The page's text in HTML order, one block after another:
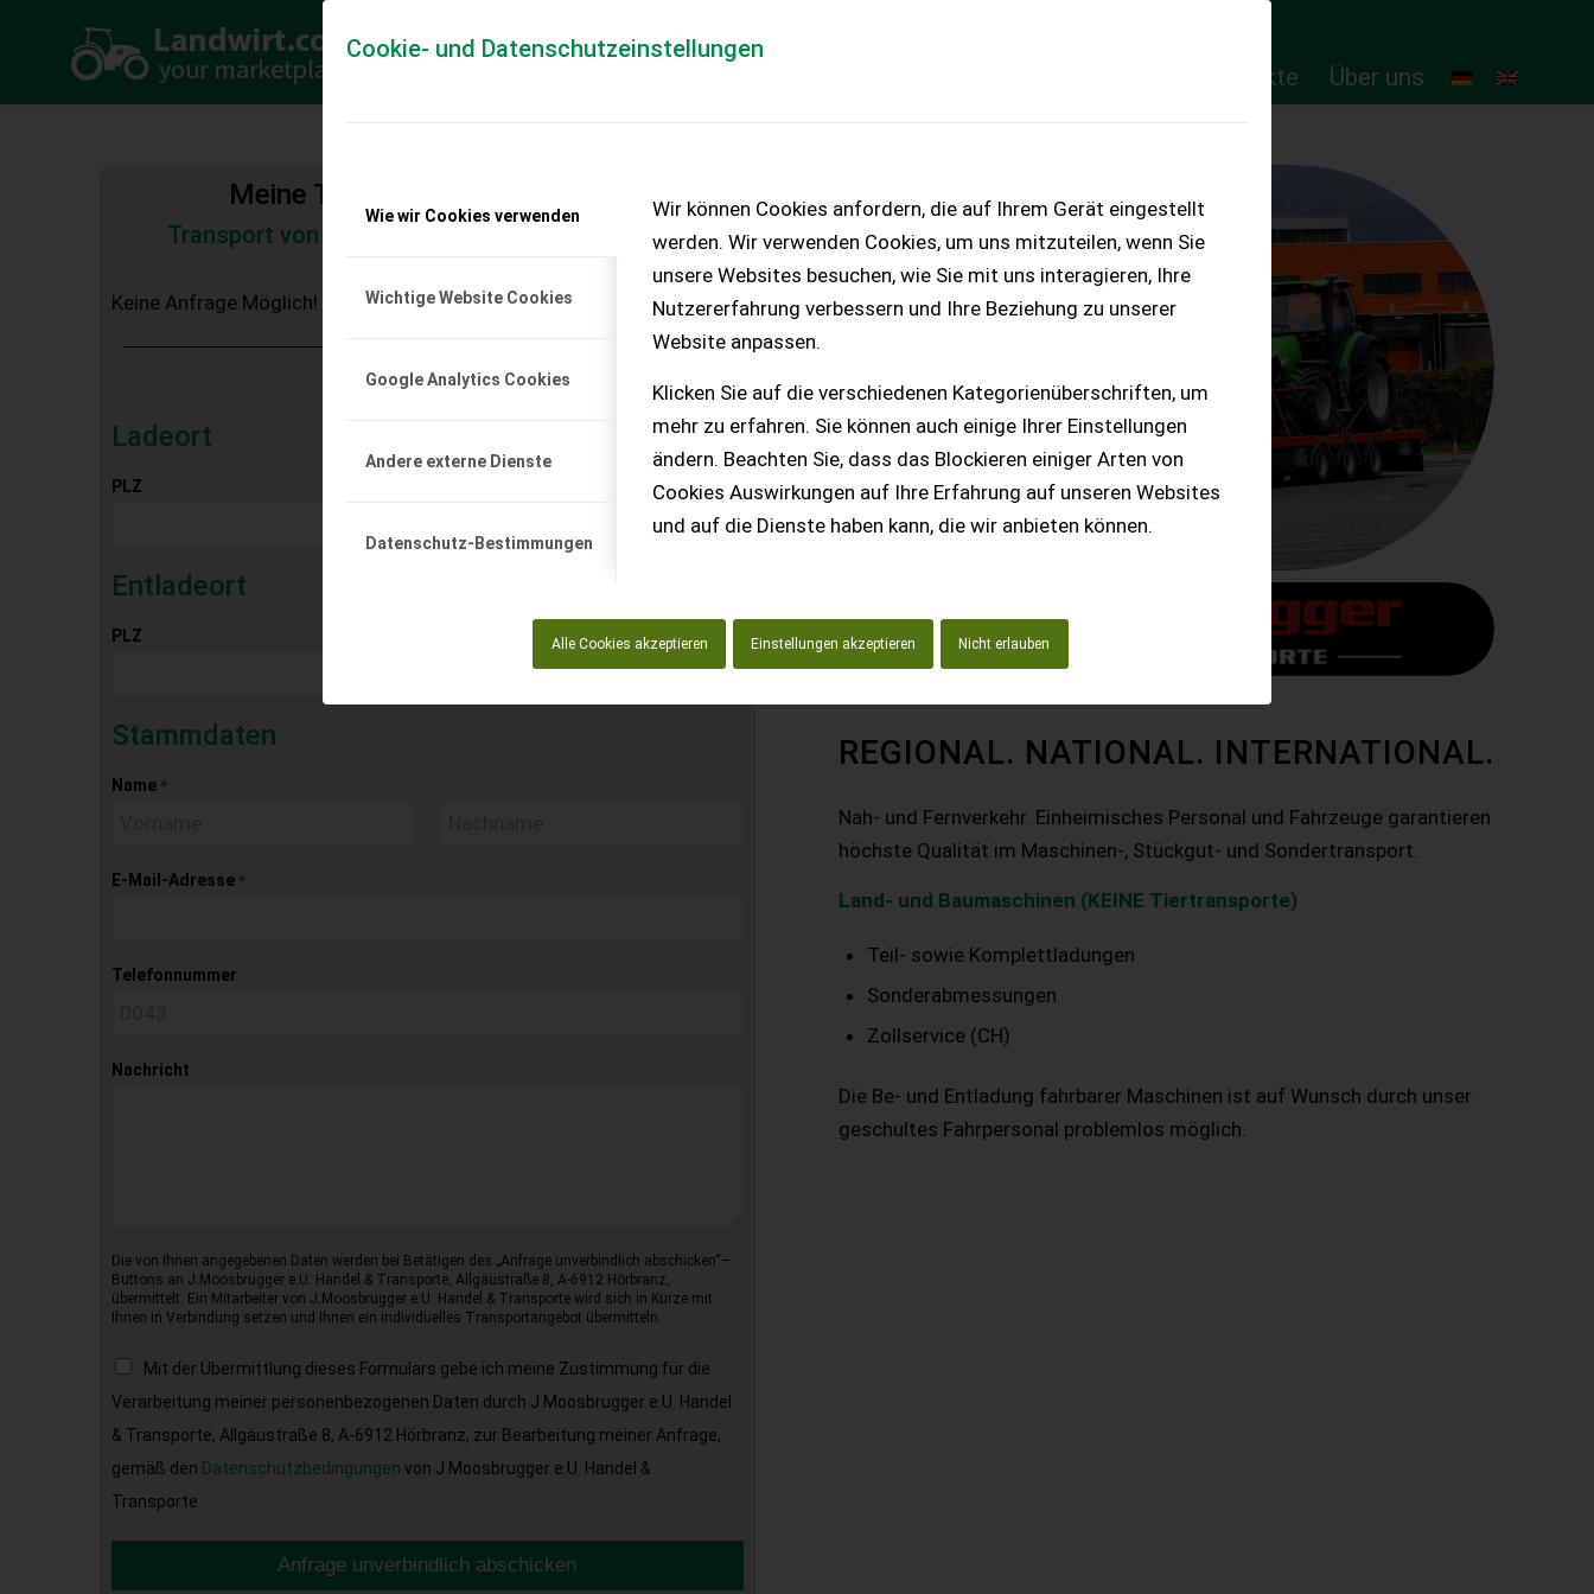
Cookie- und Datenschutzeinstellungen
Wie wir Cookies verwenden
Wichtige Website Cookies
Google Analytics Cookies
Andere externe Dienste
Datenschutz-Bestimmungen
Wir können Cookies anfordern, die auf Ihrem Gerät eingestellt
werden. Wir verwenden Cookies, um uns mitzuteilen, wenn Sie
unsere Websites besuchen, wie Sie mit uns interagieren, Ihre
Nutzererfahrung verbessern und Ihre Beziehung zu unserer
Website anpassen.
Klicken Sie auf die verschiedenen Kategorienüberschriften, um
mehr zu erfahren. Sie können auch einige Ihrer Einstellungen
ändern. Beachten Sie, dass das Blockieren einiger Arten von
Cookies Auswirkungen auf Ihre Erfahrung auf unseren Websites
und auf die Dienste haben kann, die wir anbieten können.
Alle Cookies akzeptieren Einstellungen akzeptieren Nicht erlauben
Online-Produkte Über uns
Meine Transportkostenanfrage
Transport von Land- und Baumaschinen – KEINE
Keine Anfrage Möglich!
Ladeort
PLZ
Entladeort
PLZ
Stammdaten
Name *
E-Mail-Adresse *
Telefonnummer
Nachricht
Die von Ihnen angegebenen Daten werden bei Betätigen des „Anfrage unverbindlich abschicken“–
Buttons an J.Moosbrugger e.U. Handel & Transporte, Allgäustraße 8, A-6912 Hörbranz,
übermittelt. Ein Mitarbeiter von J.Moosbrugger e.U. Handel & Transporte wird sich in Kürze mit
Ihnen in Verbindung setzen und Ihnen ein individuelles Transportangebot übermitteln.
Mit der Übermittlung dieses Formulars gebe ich meine Zustimmung für die
Verarbeitung meiner personenbezogenen Daten durch J.Moosbrugger e.U. Handel
& Transporte, Allgäustraße 8, A-6912 Hörbranz, zur Bearbeitung meiner Anfrage,
gemäß den Datenschutzbedingungen von J.Moosbrugger e.U. Handel &
Transporte.
Anfrage unverbindlich abschicken
REGIONAL. NATIONAL. INTERNATIONAL.
Nah- und Fernverkehr. Einheimisches Personal und Fahrzeuge garantieren
höchste Qualität im Maschinen-, Stückgut- und Sondertransport.
Land- und Baumaschinen (KEINE Tiertransporte)
Teil- sowie Komplettladungen
Sonderabmessungen
Zollservice (CH)
Die Be- und Entladung fahrbarer Maschinen ist auf Wunsch durch unser
geschultes Fahrpersonal problemlos möglich.